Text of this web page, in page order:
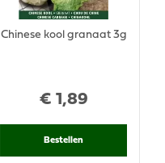
€ 1 ,89
Chinese kool granaat 3g
Bestellen